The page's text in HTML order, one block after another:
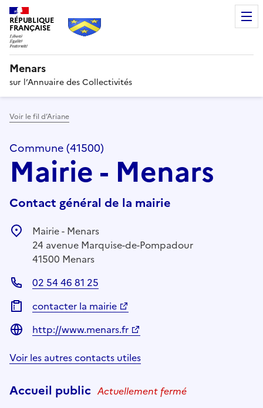
RÉPUBLIQUE
FRANÇAISE
Menars
sur l’Annuaire des Collectivités
Voir le fil d’Ariane
Commune (41500)
Mairie - Menars
Contact général de la mairie
Mairie - Menars
24 avenue Marquise-de-Pompadour
41500 Menars
02 54 46 81 25
contacter la mairie
http://www.menars.fr
Voir les autres contacts utiles
Accueil public Actuellement fermé